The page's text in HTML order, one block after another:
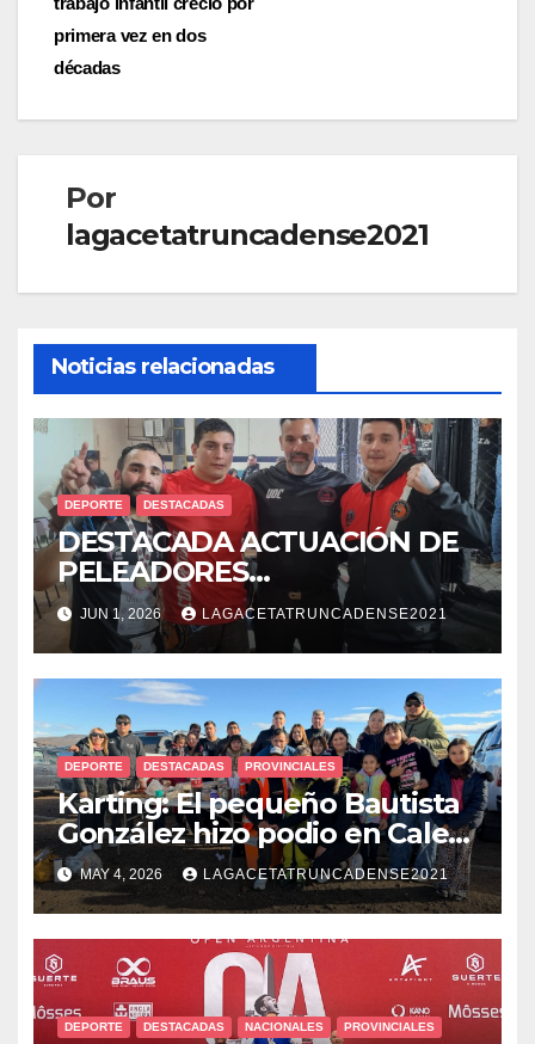
primera vez en dos
décadas
Por
lagacetatruncadense2021
Noticias relacionadas
DEPORTE DESTACADAS
DESTACADA ACTUACIÓN DE
PELEADORES
TRUNCADENSES EN TORNEO
REGIONAL DE MMA
JUN 1, 2026 LAGACETATRUNCADENSE2021
DEPORTE DESTACADAS PROVINCIALES
Karting: El pequeño Bautista
González hizo podio en Caleta
Olivia
MAY 4, 2026 LAGACETATRUNCADENSE2021
DEPORTE DESTACADAS NACIONALES PROVINCIALES